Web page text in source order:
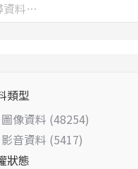
類型
圖像資料 (48254)
影音資料 (5417)
狀態